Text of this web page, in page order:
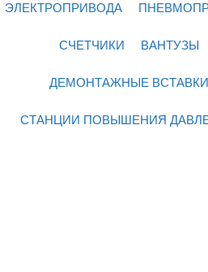
ЭЛЕКТРОПРИВОДА
СЧЕТЧИКИ ВАНТУЗЫ
ДЕМОНТАЖНЫЕ ВСТАВКИ
СТАНЦИИ ПОВЫШЕНИЯ